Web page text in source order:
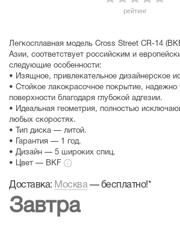
рейтинг
Легкосплавная модель Cross Street CR-14
Азии, соответствует российским и
следующие особенности:
• Изящное, привлекательное дизайнерское
• Стойкое лакокрасочное покрытие,
поверхности благодаря глубокой адгезии.
• Идеальная геометрия, полностью
любых скоростях.
• Тип диска — литой.
• Гарантия — 1 год.
• Дизайн — 5 широких спиц.
• Цвет — BKF
Доставка: Москва— бесплатно!*
Завтра